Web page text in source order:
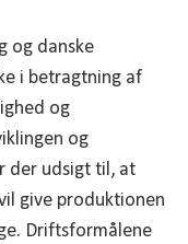
og danske
i betragtning af
og
og
der udsigt til, at
give produktionen
Driftsformålene